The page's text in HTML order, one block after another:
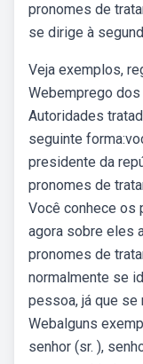
pronomes de
se dirige à
Veja exemplos,
Webemprego
Autoridades
seguinte
presidente da
pronomes de
Você conhece os
agora sobre eles
pronomes de
normalmente se
pessoa, já que
Webalguns
senhor (sr. ),